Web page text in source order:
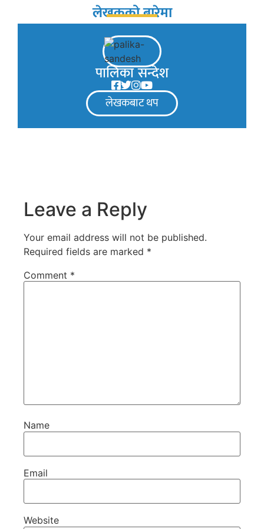
लेखकको बारेमा
पालिका सन्देश
लेखकबाट थप
Leave a Reply
Your email address will not be published.
Required fields are marked *
Comment *
Name
Email
Website